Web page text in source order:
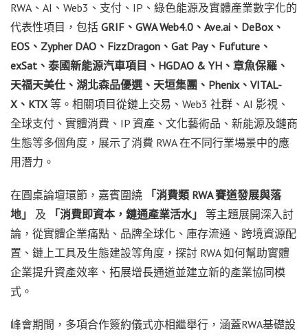
RWA、AI、Web3、支付、IP、綠色能源及實體產業數字化的
代表性項目，包括 GRIF 、 GWA Web4.0 、 Ave.ai 、 DeBox、
EOS 、 Zypher DAO 、 FizzDragon 、 Gat Pay、 Fufuture 、
exSat 、泰國新能源汽車項目、 HGDAO & YH 、章魚保羅、
天福天美仕、湖北森品優選、天垣集團、 Phenix、 VITAL-
X 、 KTX 等。相關項目從鏈上交易、Web3 社群、AI 影視、
全球支付、實體消費、IP 資產、文化藝術品、新能源及鏈商
生態等多個角度，展示了消費 RWA 在不同行業場景中的應
用潛力。
在圓桌論壇環節，嘉賓圍繞 「消費類 RWA賽道發展與落
地」
及 「消費即資本，鏈通產業活水」
等主題展開深入討
論，從實體企業痛點、品牌全球化、庫存流通、跨境資源配
置、鏈上工具及生態建設等角度，探討 RWA 如何幫助實體
企業提升資產效率、拓展增長通道並建立新的產業協同模
式。
峰會期間，多項合作簽約儀式亦相繼舉行，涵蓋RWA基礎設